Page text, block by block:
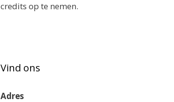
credits op te nemen.
Vind ons
Adres